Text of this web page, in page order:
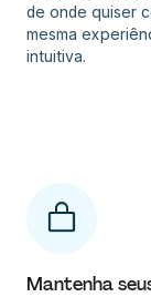
de onde quiser
mesma
intuitiva.
Mantenha